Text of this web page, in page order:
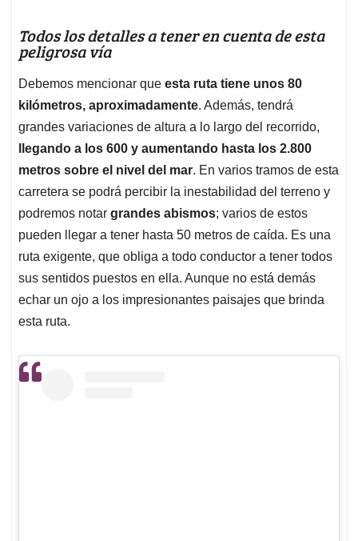
Todos los detalles a tener en cuenta de esta
peligrosa vía
Debemos mencionar que esta ruta tiene unos 80
kilómetros, aproximadamente. Además, tendrá
grandes variaciones de altura a lo largo del recorrido,
llegando a los 600 y aumentando hasta los 2.800
metros sobre el nivel del mar. En varios tramos de esta
carretera se podrá percibir la inestabilidad del terreno y
podremos notar grandes abismos; varios de estos
pueden llegar a tener hasta 50 metros de caída. Es una
ruta exigente, que obliga a todo conductor a tener todos
sus sentidos puestos en ella. Aunque no está demás
echar un ojo a los impresionantes paisajes que brinda
esta ruta.